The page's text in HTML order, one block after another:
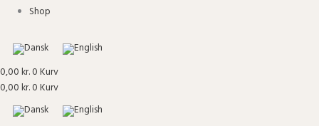
Shop
0,00kr.0Kurv
0,00kr.0Kurv